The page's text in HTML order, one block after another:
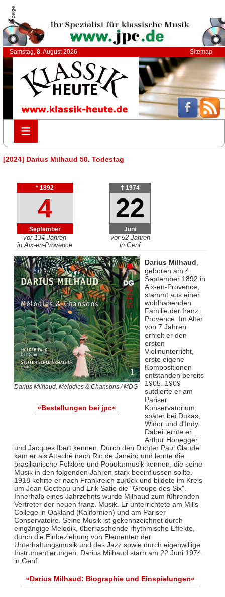
Anzeige
Samstag, 8. August 2026 Sitemap
≡
≡
[2024] Darius Milhaud 50. Todestag
* 1892
4
September
vor 134 Jahren
in Aix-en-Provence
† 1974
22
Juni
vor 52 Jahren
in Genf
Darius Milhaud, Mélodies & Chansons / MDG
»Bestellungen bei jpc«
Darius Milhaud
geboren am 4.
September 1892 in
Aix-en-Provence,
stammt aus einer
wohlhabenden
Familie der franz.
Provence. Im Alter
von 7 Jahren
erhielt er den
ersten
Violinunterricht,
erste eigene
Kompositionen
entstanden bereits
1905. 1909
sutdierte er am
Pariser
Konservatorium,
später bei Dukas,
Widor und d'Indy.
Dabei lernte er
Arthur Honegger
und Jacques Ibert kennen. Durch den Dichter Paul Claudel
kam er als Attaché nach Rio de Janeiro und lernte die
brasilianische Folklore und Popularmusik kennen, die seine
Musik in den folgenden Jahren stark beeinflussen sollte.
1918 kehrte er nach Frankreich zurück und bildete im Kreis
um Jean Cocteau und Erik Satie die "Groupe des Six".
Innerhalb eines Jahrzehnts wurde Milhaud zum führenden
Vertreter der neuen franz. Musik. Er unterrichtete am Mills
College in Oakland (Kalifornien) und am Pariser
Conservatoire. Seine Musik ist gekennzeichnet durch
eingängige Melodik, überraschende rhythmische Effekte,
durch die Einbeziehung von Elementen der
Unterhaltungsmusik und des Jazz sowie durch eigenwillige
Instrumentierungen. Darius Milhaud starb am 22 Juni 1974
in Genf.
»Darius Milhaud: Biographie und Einspielungen«